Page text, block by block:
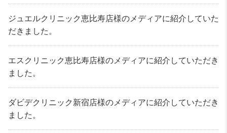
ジュエルクリニック恵比寿店様のメディアに紹介していた
だきました。
エスクリニック恵比寿店様のメディアに紹介していただき
ました。
ダビデクリニック新宿店様のメディアに紹介していただき
ました。